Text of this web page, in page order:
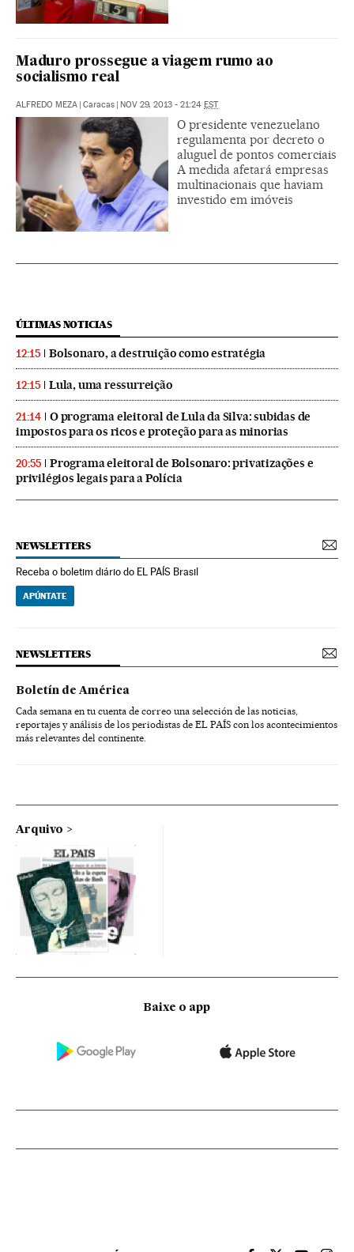
Maduro prossegue a viagem rumo ao
socialismo real
ALFREDO MEZA | Caracas | NOV 29, 2013 - 21:24 EST
O presidente venezuelano
regulamenta por decreto o
aluguel de pontos comerciais
A medida afetará empresas
multinacionais que haviam
investido em imóveis
ÚLTIMAS NOTICIAS
12:15 Bolsonaro, a destruição como estratégia
12:15 Lula, uma ressurreição
21:14
O programa eleitoral de Lula da Silva: subidas de
impostos para os ricos e proteção para as minorias
20:55
Programa eleitoral de Bolsonaro: privatizações e
privilégios legais para a Polícia
NEWSLETTERS
Receba o boletim diário do EL PAÍS Brasil
APÚNTATE
NEWSLETTERS
Boletín de América
Cada semana en tu cuenta de correo una selección de las noticias,
reportajes y análisis de los periodistas de EL PAÍS con los acontecimientos
más relevantes del continente.
Arquivo
Baixe o app